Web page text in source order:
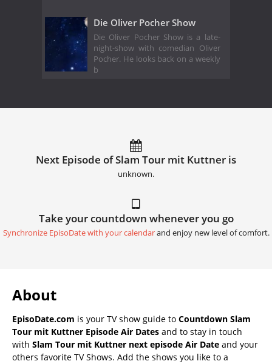
Die Oliver Pocher Show
Die Oliver Pocher Show is a late-
night-show with comedian Oliver
Pocher. He looks back on a weekly
b
Next Episode of Slam Tour mit Kuttner is
unknown.
Take your countdown whenever you go
Synchronize EpisoDate with your calendarand enjoy new level of comfort.
About
EpisoDate.com is your TV show guide to Countdown Slam
Tour mit Kuttner Episode Air Dates and to stay in touch
with Slam Tour mit Kuttner next episode Air Date and your
others favorite TV Shows. Add the shows you like to a